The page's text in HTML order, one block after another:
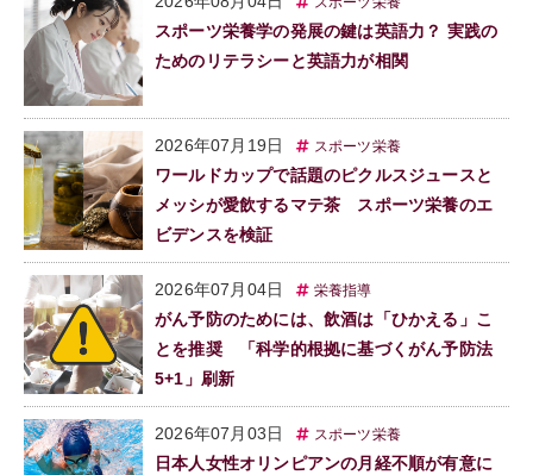
スポーツ栄養学の発展の鍵は英語力？ 実践の
ためのリテラシーと英語力が相関
2026年07月19日 スポーツ栄養
ワールドカップで話題のピクルスジュースと
メッシが愛飲するマテ茶 スポーツ栄養のエ
ビデンスを検証
2026年07月04日 栄養指導
がん予防のためには、飲酒は「ひかえる」こ
とを推奨 「科学的根拠に基づくがん予防法
5+1」刷新
2026年07月03日 スポーツ栄養
日本人女性オリンピアンの月経不順が有意に